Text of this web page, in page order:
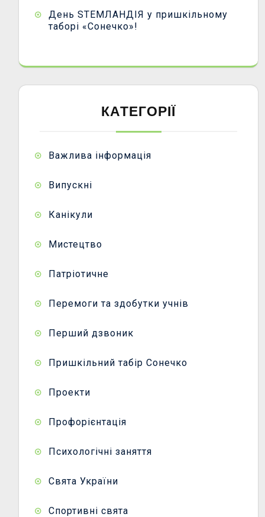
День STEMЛАНДІЯ у пришкільному
таборі «Сонечко»!
КАТЕГОРІЇ
Важлива інформація
Випускні
Канікули
Мистецтво
Патріотичне
Перемоги та здобутки учнів
Перший дзвоник
Пришкільний табір Сонечко
Проекти
Профорієнтація
Психологічні заняття
Свята України
Спортивні свята